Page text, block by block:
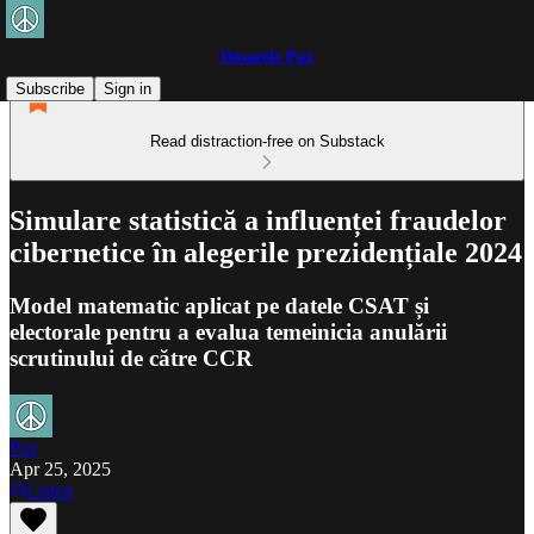
Dosarele Pax
Subscribe
Sign in
Read distraction-free on Substack
Simulare statistică a influenței fraudelor
cibernetice în alegerile prezidențiale 2024
Model matematic aplicat pe datele CSAT și
electorale pentru a evalua temeinicia anulării
scrutinului de către CCR
Pax
Apr 25, 2025
Listen